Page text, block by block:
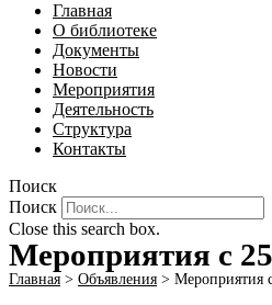
Главная
О библиотеке
Документы
Новости
Мероприятия
Деятельность
Структура
Контакты
Поиск
Поиск
Close this search box.
Мероприятия с
Главная > Объявления > Мероприятия